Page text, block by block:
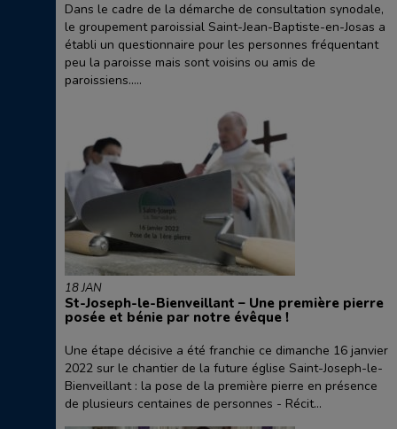
Dans le cadre de la démarche de consultation synodale,
le groupement paroissial Saint-Jean-Baptiste-en-Josas a
établi un questionnaire pour les personnes fréquentant
peu la paroisse mais sont voisins ou amis de
paroissiens.....
18 JAN
St-Joseph-le-Bienveillant – Une première pierre
posée et bénie par notre évêque !
Une étape décisive a été franchie ce dimanche 16 janvier
2022 sur le chantier de la future église Saint-Joseph-le-
Bienveillant : la pose de la première pierre en présence
de plusieurs centaines de personnes - Récit...